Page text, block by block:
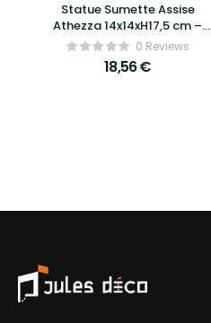
Statue Sumette Assise
Athezza 14x14xH17,5 cm –
Sculpture décorative moderne
et raffinée
0 Reviews
18,56€